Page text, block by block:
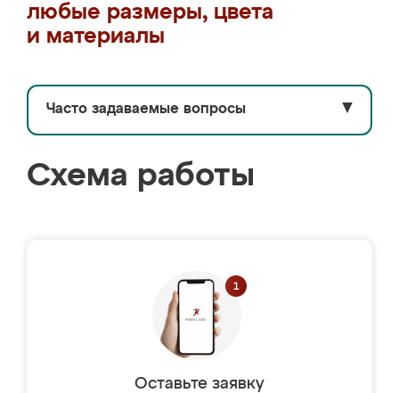
любые размеры, цвета
и материалы
Часто задаваемые вопросы ▼
Схема работы
Оставьте заявку